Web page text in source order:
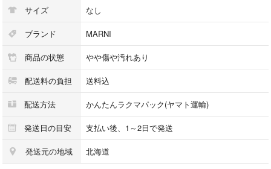
マチ 約11cm
ショルダー長さ 約113〜127cm
平置き実寸。(若干の誤差はご容赦ください。)
【カラー】
レザー
サイズ なし
ブランド MARNI
商品の状態 やや傷や汚れあり
配送料の負担 送料込
配送方法 かんたんラクマパック(ヤマト運輸)
発送日の目安 支払い後、1～2日で発送
発送元の地域 北海道